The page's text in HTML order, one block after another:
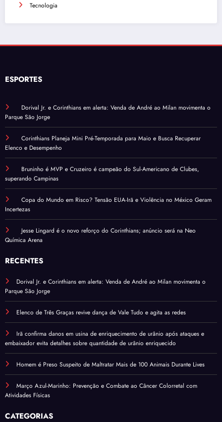
Tecnologia
ESPORTES
Dorival Jr. e Corinthians em alerta: Venda de André ao Milan movimenta o
Parque São Jorge
Corinthians Planeja Mini Pré-Temporada para Maio e Busca Recuperar
Elenco e Desempenho
Bruninho é MVP e Cruzeiro é campeão do Sul-Americano de Clubes,
superando Campinas
Copa do Mundo em Risco? Tensão EUA-Irã e Violência no México Geram
Incertezas
Jesse Lingard é o novo reforço do Corinthians; anúncio será na Neo
Química Arena
RECENTES
Dorival Jr. e Corinthians em alerta: Venda de André ao Milan movimenta o
Parque São Jorge
Elenco de Três Graças revive dança de Vale Tudo e agita as redes
Irã confirma danos em usina de enriquecimento de urânio após ataques e
embaixador evita detalhes sobre quantidade de urânio enriquecido
Homem é Preso Suspeito de Maltratar Mais de 100 Animais Durante Lives
Março Azul-Marinho: Prevenção e Combate ao Câncer Colorretal com
Atividades Físicas
CATEGORIAS